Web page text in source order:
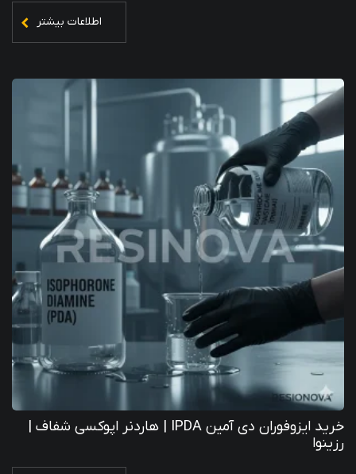
اطلاعات بیشتر
خرید ایزوفوران دی آمین IPDA | هاردنر اپوکسی شفاف |
رزینوا